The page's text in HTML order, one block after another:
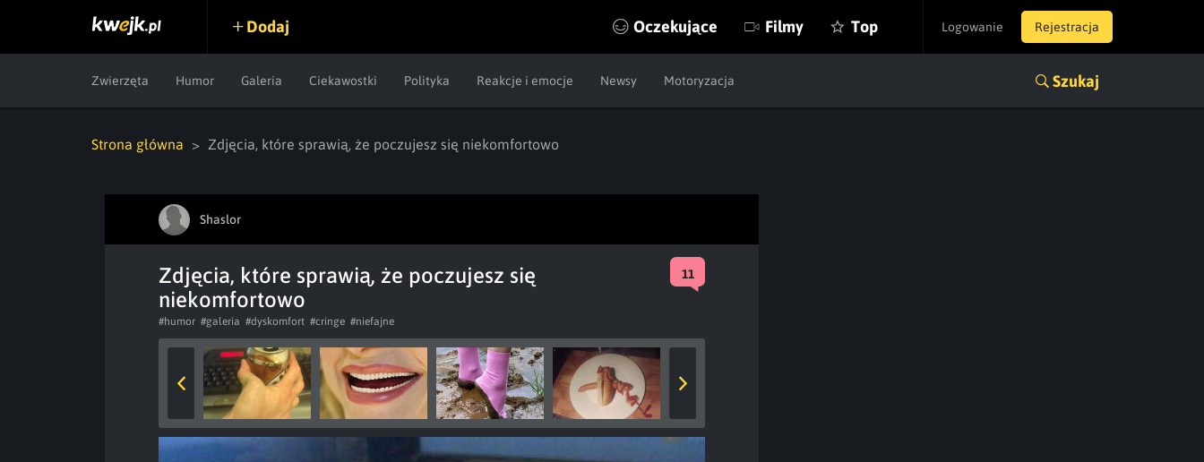
Logowanie Rejestracja
Dodaj Oczekujące Filmy Top
Zwierzęta Humor Galeria Ciekawostki Polityka Reakcje i emocje Newsy Motoryzacja Szukaj
Strona główna Zdjęcia, które sprawią, że poczujesz się niekomfortowo
Shaslor
Zdjęcia, które sprawią, że poczujesz się
niekomfortowo
11
#humor #galeria #dyskomfort #cringe #niefajne